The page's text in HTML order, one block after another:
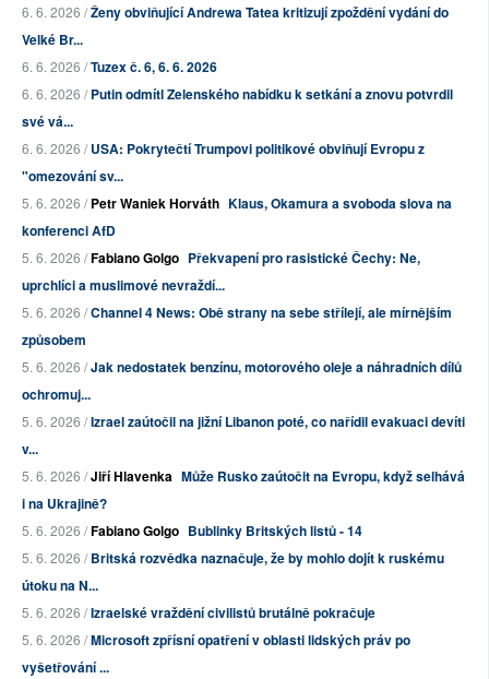
6. 6. 2026 /Ženy obviňující Andrewa Tatea kritizují zpoždění vydání do
Velké Br...
6. 6. 2026 /Tuzex č. 6, 6. 6. 2026
6. 6. 2026 /Putin odmítl Zelenského nabídku k setkání a znovu potvrdil
své vá...
6. 6. 2026 /USA: Pokrytečtí Trumpovi politikové obviňují Evropu z
"omezování sv...
5. 6. 2026 /Petr Waniek Horváth Klaus, Okamura a svoboda slova na
konferenci AfD
5. 6. 2026 /Fabiano Golgo Překvapení pro rasistické Čechy: Ne,
uprchlíci a muslimové nevraždí...
5. 6. 2026 /Channel 4 News: Obě strany na sebe střílejí, ale mírnějším
způsobem
5. 6. 2026 /Jak nedostatek benzínu, motorového oleje a náhradních dílů
ochromuj...
5. 6. 2026 /Izrael zaútočil na jižní Libanon poté, co nařídil evakuaci devíti
v...
5. 6. 2026 /Jiří Hlavenka Může Rusko zaútočit na Evropu, když selhává
i na Ukrajině?
5. 6. 2026 /Fabiano Golgo Bublinky Britských listů - 14
5. 6. 2026 /Britská rozvědka naznačuje, že by mohlo dojít k ruskému
útoku na N...
5. 6. 2026 /Izraelské vraždění civilistů brutálně pokračuje
5. 6. 2026 /Microsoft zpřísní opatření v oblasti lidských práv po
vyšetřování ...